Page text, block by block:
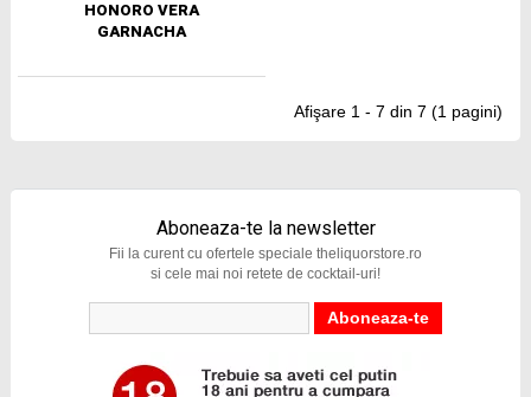
HONORO VERA
GARNACHA
Afişare 1 - 7 din 7 (1 pagini)
Aboneaza-te la newsletter
Fii la curent cu ofertele speciale theliquorstore.ro
si cele mai noi retete de cocktail-uri!